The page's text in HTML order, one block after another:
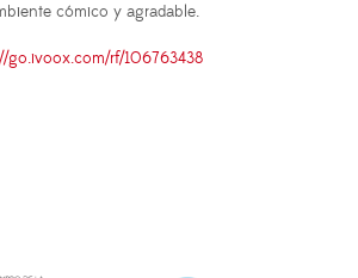
cómico y agradable.
go.ivoox.com/rf/106763438